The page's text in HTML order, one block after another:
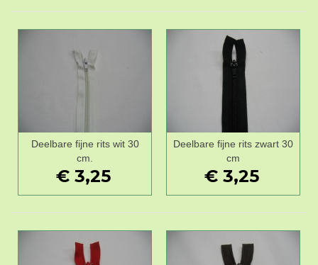
Deelbare fijne rits wit 30
cm.
€ 3,25
Deelbare fijne rits zwart 30
cm
€ 3,25